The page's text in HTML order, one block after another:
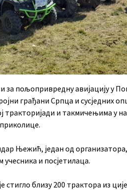
за пољопривредну авијацију у
грађани Српца и сусједних
тракторијади и такмичењима у
Њежић, један од
учесника и посјетилаца.
стигло близу 200 трактора из